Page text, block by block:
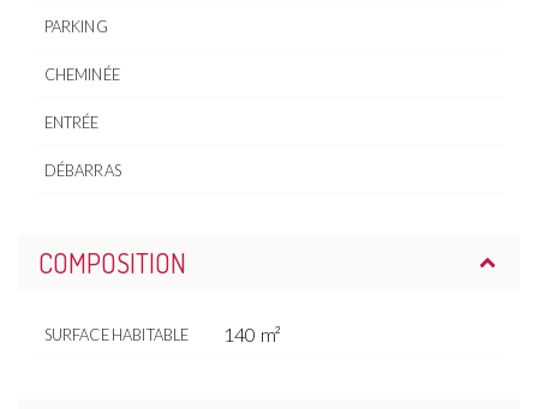
PARKING
CHEMINÉE
ENTRÉE
DÉBARRAS
COMPOSITION
SURFACE HABITABLE 140 m²